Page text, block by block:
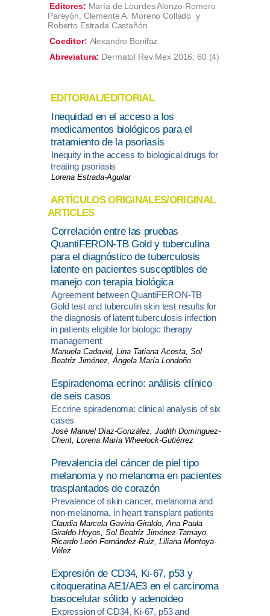
Editores: María de Lourdes Alonzo-Romero
Pareyón, Clemente A. Moreno Collado y
Roberto Estrada Castañón
Coeditor: Alexandro Bonifaz
Abreviatura: Dermatol Rev Mex 2016; 60 (4)
EDITORIAL/EDITORIAL
Inequidad en el acceso a los
medicamentos biológicos para el
tratamiento de la psoriasis
Inequity in the access to biological drugs for
treating psoriasis
Lorena Estrada-Aguilar
ARTÍCULOS ORIGINALES/ORIGINAL
ARTICLES
Correlación entre las pruebas
QuantiFERON-TB Gold y tuberculina
para el diagnóstico de tuberculosis
latente en pacientes susceptibles de
manejo con terapia biológica
Agreement between QuantiFERON-TB
Gold test and tuberculin skin test results for
the diagnosis of latent tuberculosis infection
in patients eligible for biologic therapy
management
Manuela Cadavid, Lina Tatiana Acosta, Sol
Beatriz Jiménez, Ángela María Londoño
Espiradenoma ecrino: análisis clínico
de seis casos
Eccrine spiradenoma: clinical analysis of six
cases
José Manuel Díaz-González, Judith Domínguez-
Cherit, Lorena María Wheelock-Gutiérrez
Prevalencia del cáncer de piel tipo
melanoma y no melanoma en pacientes
trasplantados de corazón
Prevalence of skin cancer, melanoma and
non-melanoma, in heart transplant patients
Claudia Marcela Gaviria-Giraldo, Ana Paula
Giraldo-Hoyos, Sol Beatriz Jiménez-Tamayo,
Ricardo León Fernández-Ruiz, Liliana Montoya-
Vélez
Expresión de CD34, Ki-67, p53 y
citoqueratina AE1/AE3 en el carcinoma
basocelular sólido y adenoideo
Expression of CD34, Ki-67, p53 and